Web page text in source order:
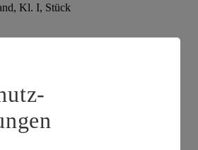
Kl. I, Stück